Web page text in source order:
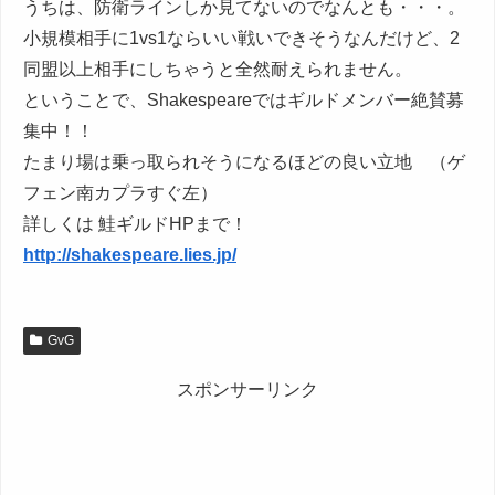
うちは、防衛ラインしか見てないのでなんとも・・・。
小規模相手に1vs1ならいい戦いできそうなんだけど、2
同盟以上相手にしちゃうと全然耐えられません。
ということで、Shakespeareではギルドメンバー絶賛募
集中！！
たまり場は乗っ取られそうになるほどの良い立地 （ゲ
フェン南カプラすぐ左）
詳しくは 鮭ギルドHPまで！
http://shakespeare.lies.jp/
GvG
スポンサーリンク